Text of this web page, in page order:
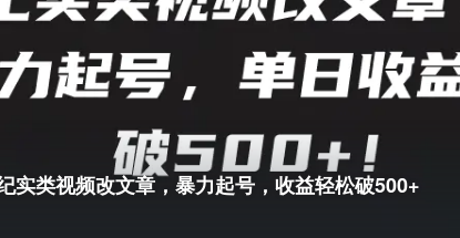
实类视频改文章，暴力起号，收益轻松破500+